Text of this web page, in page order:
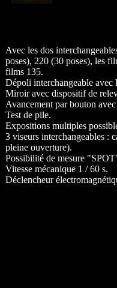
Avec les dos
poses), 220 (30 poses), les
films 135.
Dépoli interchangeable avec
Miroir avec dispositif de
Avancement par bouton
Test de pile.
Expositions multiples
3 viseurs interchangeables :
pleine ouverture).
Possibilité de mesure
Vitesse mécanique 1 / 60 s.
Déclencheur